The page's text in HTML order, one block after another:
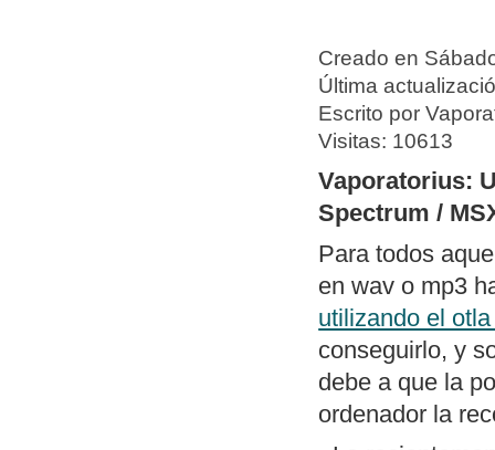
posición de todas las
hexadecimal con
Publicadoswitch80, un
compatibilidad visual
(terminal de
Conversor deTap a TZX
programas de similar
variedad de
cambios en una
OpenMSX GUI:
estáticas, con
Pretende ser una
Creado en
Última
Escrito por
Visitas: 10613
Vaporatorius:
Spectrum /
Para todos
en wav o mp3
utilizando el
conseguirlo, y
debe a que la
ordenador la